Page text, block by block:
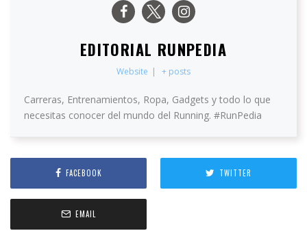
EDITORIAL RUNPEDIA
Website | + posts
Carreras, Entrenamientos, Ropa, Gadgets y todo lo que
necesitas conocer del mundo del Running. #RunPedia
FACEBOOK TWITTER
EMAIL